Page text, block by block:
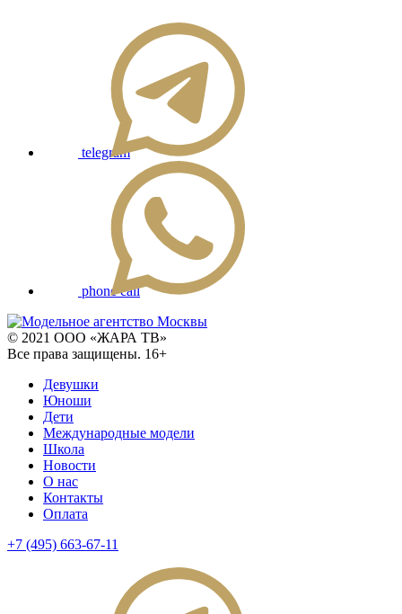
telegram
phone call
© 2021 ООО «ЖАРА ТВ»
Все права защищены. 16+
Девушки
Юноши
Дети
Международные модели
Школа
Новости
О нас
Контакты
Оплата
+7 (495) 663-67-11